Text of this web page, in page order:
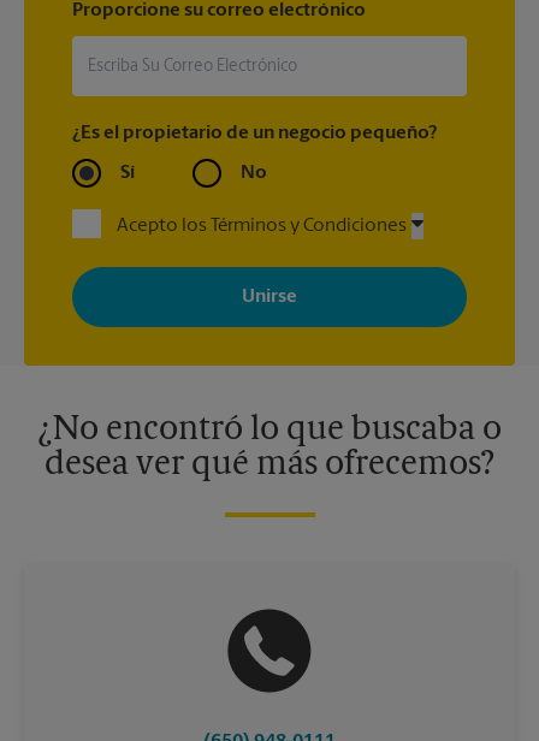
Proporcione su correo electrónico
¿Es el propietario de un negocio pequeño?
Sí No
Acepto los Términos y Condiciones
Al registrarse, acepta recibir correos electrónicos de The UPS
Store con noticias, ofertas especiales, promociones y mensajes
adaptados a sus intereses. Puede darse de baja en cualquier
momento. Para más información, consulte nuestra política de
¿No encontró lo que buscaba o
desea ver qué más ofrecemos?